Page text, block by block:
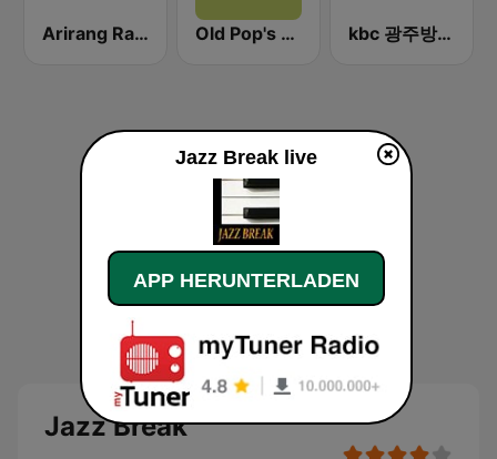
Arirang Radio Old Pop's Memory - 위대한 올드팝 kbc 광주방송 MyFM
Jazz Break
Jazz Break live
APP HERUNTERLADEN